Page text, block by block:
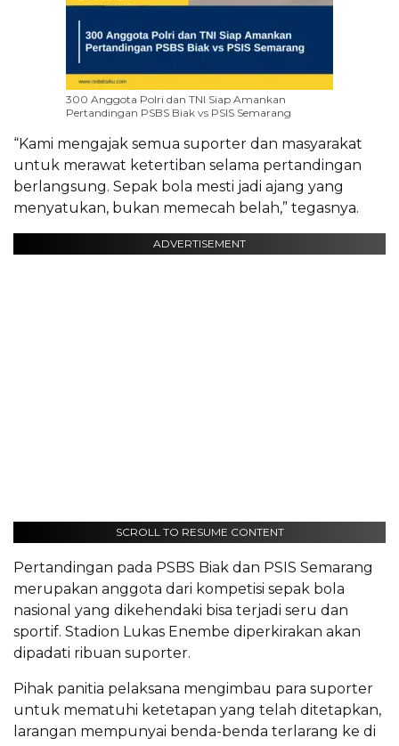
300 Anggota Polri dan TNI Siap Amankan
Pertandingan PSBS Biak vs PSIS Semarang
“Kami mengajak semua suporter dan masyarakat
untuk merawat ketertiban selama pertandingan
berlangsung. Sepak bola mesti jadi ajang yang
menyatukan, bukan memecah belah,” tegasnya.
ADVERTISEMENT
SCROLL TO RESUME CONTENT
Pertandingan pada PSBS Biak dan PSIS Semarang
merupakan anggota dari kompetisi sepak bola
nasional yang dikehendaki bisa terjadi seru dan
sportif. Stadion Lukas Enembe diperkirakan akan
dipadati ribuan suporter.
Pihak panitia pelaksana mengimbau para suporter
untuk mematuhi ketetapan yang telah ditetapkan,
larangan mempunyai benda-benda terlarang ke di